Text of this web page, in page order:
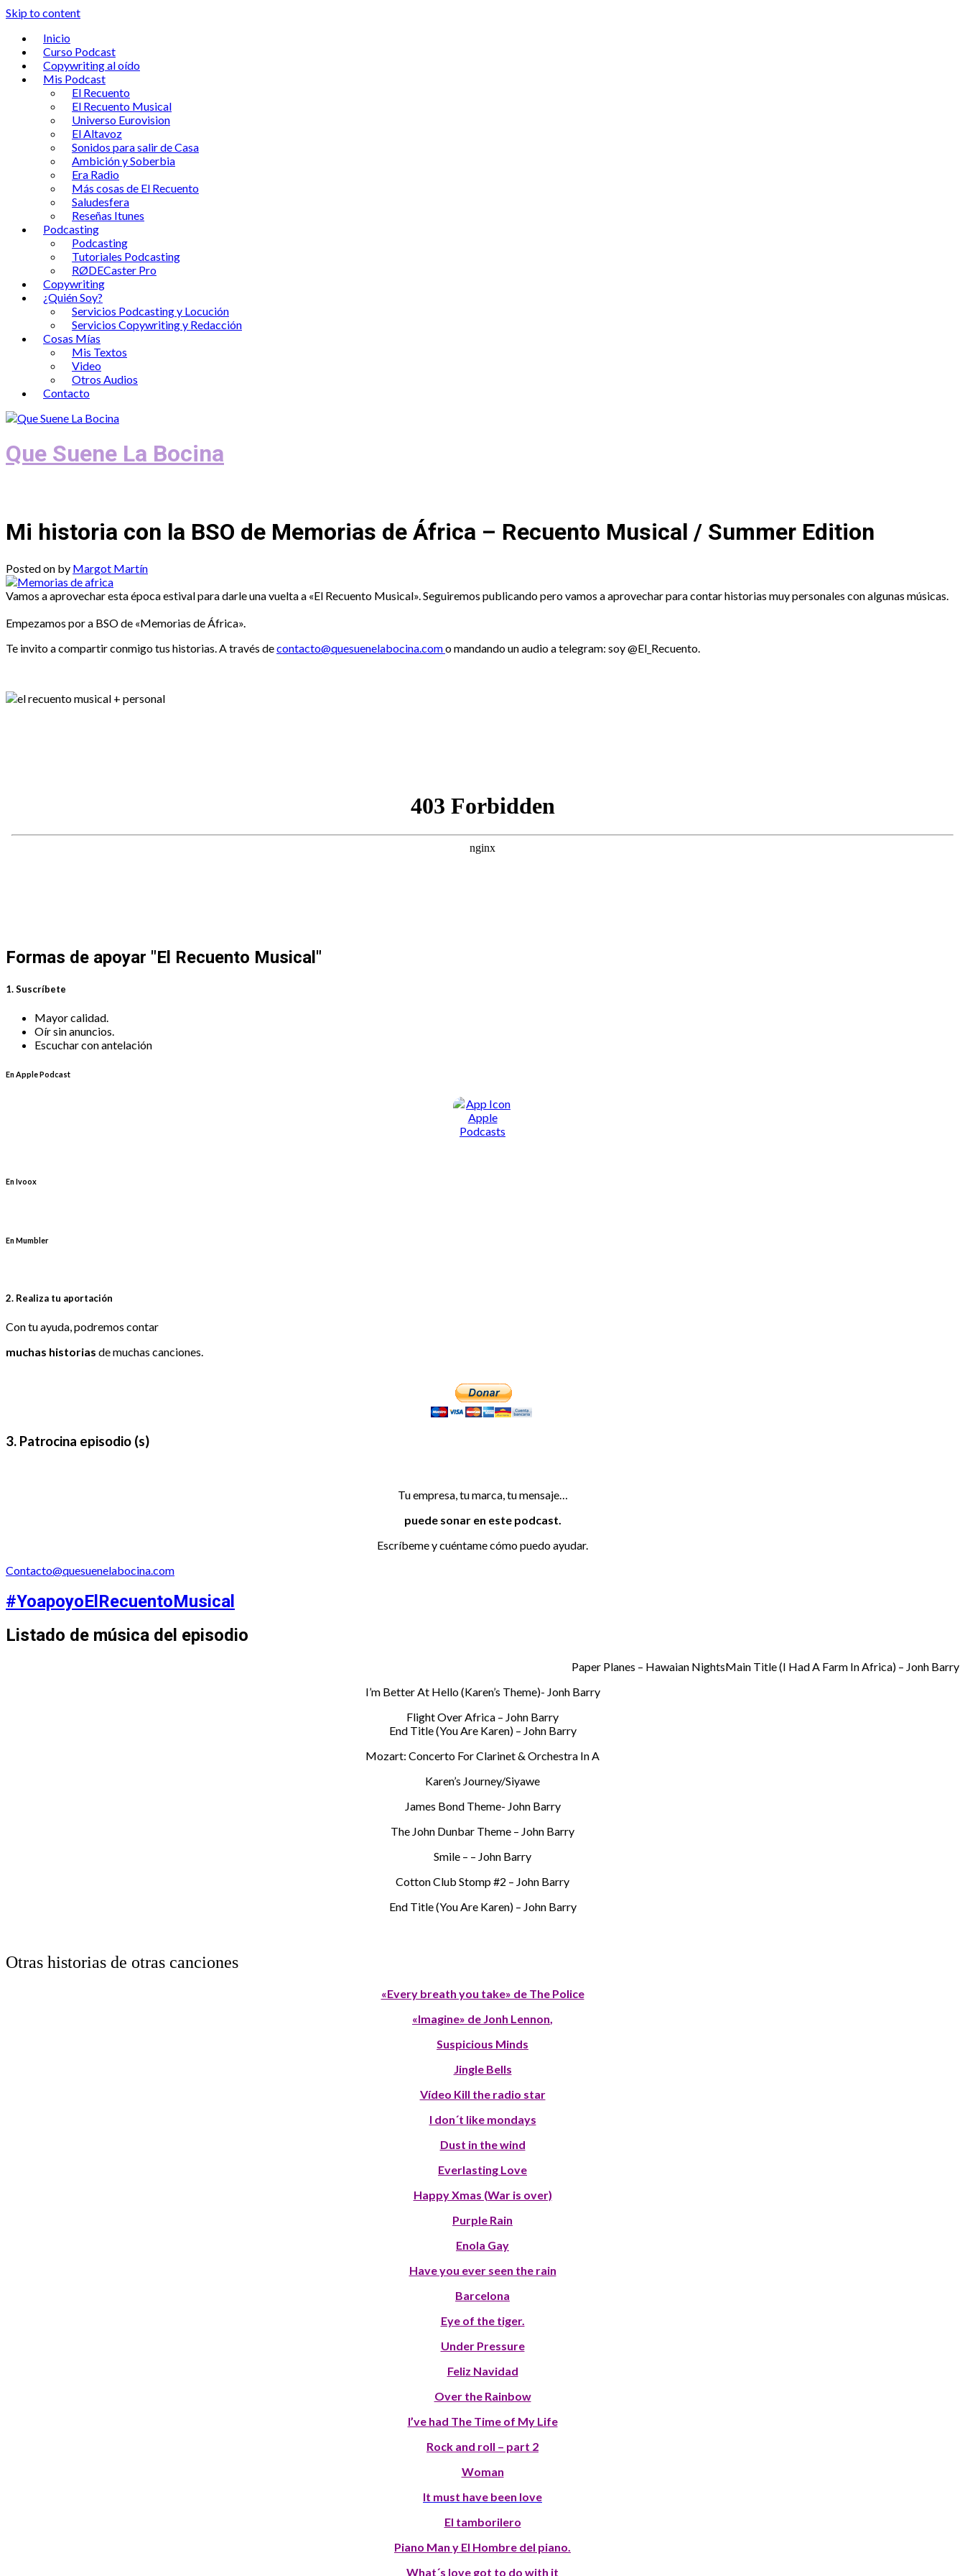
Skip to content
Inicio
Curso Podcast
Copywriting al oído
Mis Podcast
El Recuento
El Recuento Musical
Universo Eurovision
El Altavoz
Sonidos para salir de Casa
Ambición y Soberbia
Era Radio
Más cosas de El Recuento
Saludesfera
Reseñas Itunes
Podcasting
Podcasting
Tutoriales Podcasting
RØDECaster Pro
Copywriting
¿Quién Soy?
Servicios Podcasting y Locución
Servicios Copywriting y Redacción
Cosas Mías
Mis Textos
Video
Otros Audios
Contacto
Que Suene La Bocina
Mi historia con la BSO de Memorias de África – Recuento Musical / Summer Edition
Posted on by Margot Martín
Vamos a aprovechar esta época estival para darle una vuelta a «El Recuento Musical». Seguiremos publicando pero vamos a aprovechar para contar historias muy personales con algunas músicas.
Empezamos por a BSO de «Memorias de África».
Te invito a compartir conmigo tus historias. A través decontacto@quesuenelabocina.como mandando un audio a telegram: soy @El_Recuento.
Formas de apoyar "El Recuento Musical"
1. Suscríbete
Mayor calidad.
Oír sin anuncios.
Escuchar con antelación
En Apple Podcast
En Ivoox
En Mumbler
2. Realiza tu aportación
Con tu ayuda, podremos contar
muchas historias de muchas canciones.
3. Patrocina episodio (s)
Tu empresa, tu marca, tu mensaje…
puede sonar en este podcast.
Escríbeme y cuéntame cómo puedo ayudar.
Contacto@quesuenelabocina.com
#YoapoyoElRecuentoMusical
Listado de música del episodio
Paper Planes – Hawaian NightsMain Title (I Had A Farm In Africa) – Jonh Barry
I’m Better At Hello (Karen’s Theme)- Jonh Barry
Flight Over Africa – John Barry
End Title (You Are Karen) – John Barry
Mozart: Concerto For Clarinet & Orchestra In A
Karen’s Journey/Siyawe
James Bond Theme- John Barry
The John Dunbar Theme – John Barry
Smile – – John Barry
Cotton Club Stomp #2 – John Barry
End Title (You Are Karen) – John Barry
Otras historias de otras canciones
«Every breath you take» de The Police
«Imagine» de Jonh Lennon,
Suspicious Minds
Jingle Bells
Vídeo Kill the radio star
I don´t like mondays
Dust in the wind
Everlasting Love
Happy Xmas (War is over)
Purple Rain
Enola Gay
Have you ever seen the rain
Barcelona
Eye of the tiger.
Under Pressure
Feliz Navidad
Over the Rainbow
I’ve had The Time of My Life
Rock and roll – part 2
Woman
It must have been love
El tamborilero
Piano Man y El Hombre del piano.
What´s love got to do with it